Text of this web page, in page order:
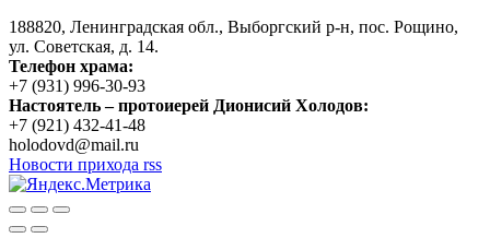
188820, Ленинградская обл., Выборгский р-н, пос. Рощино,
ул. Советская, д. 14.
Телефон храма:
+7 (931) 996-30-93
Настоятель – протоиерей Дионисий Холодов:
+7 (921) 432-41-48
holodovd@mail.ru
Новости прихода rss